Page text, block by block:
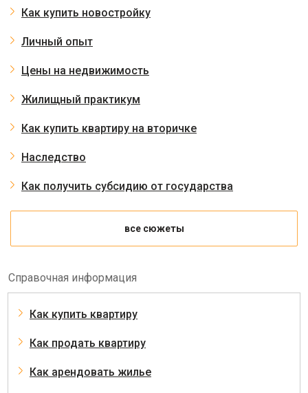
Как купить новостройку
Личный опыт
Цены на недвижимость
Жилищный практикум
Как купить квартиру на вторичке
Наследство
Как получить субсидию от государства
все сюжеты
Справочная информация
Как купить квартиру
Как продать квартиру
Как арендовать жилье